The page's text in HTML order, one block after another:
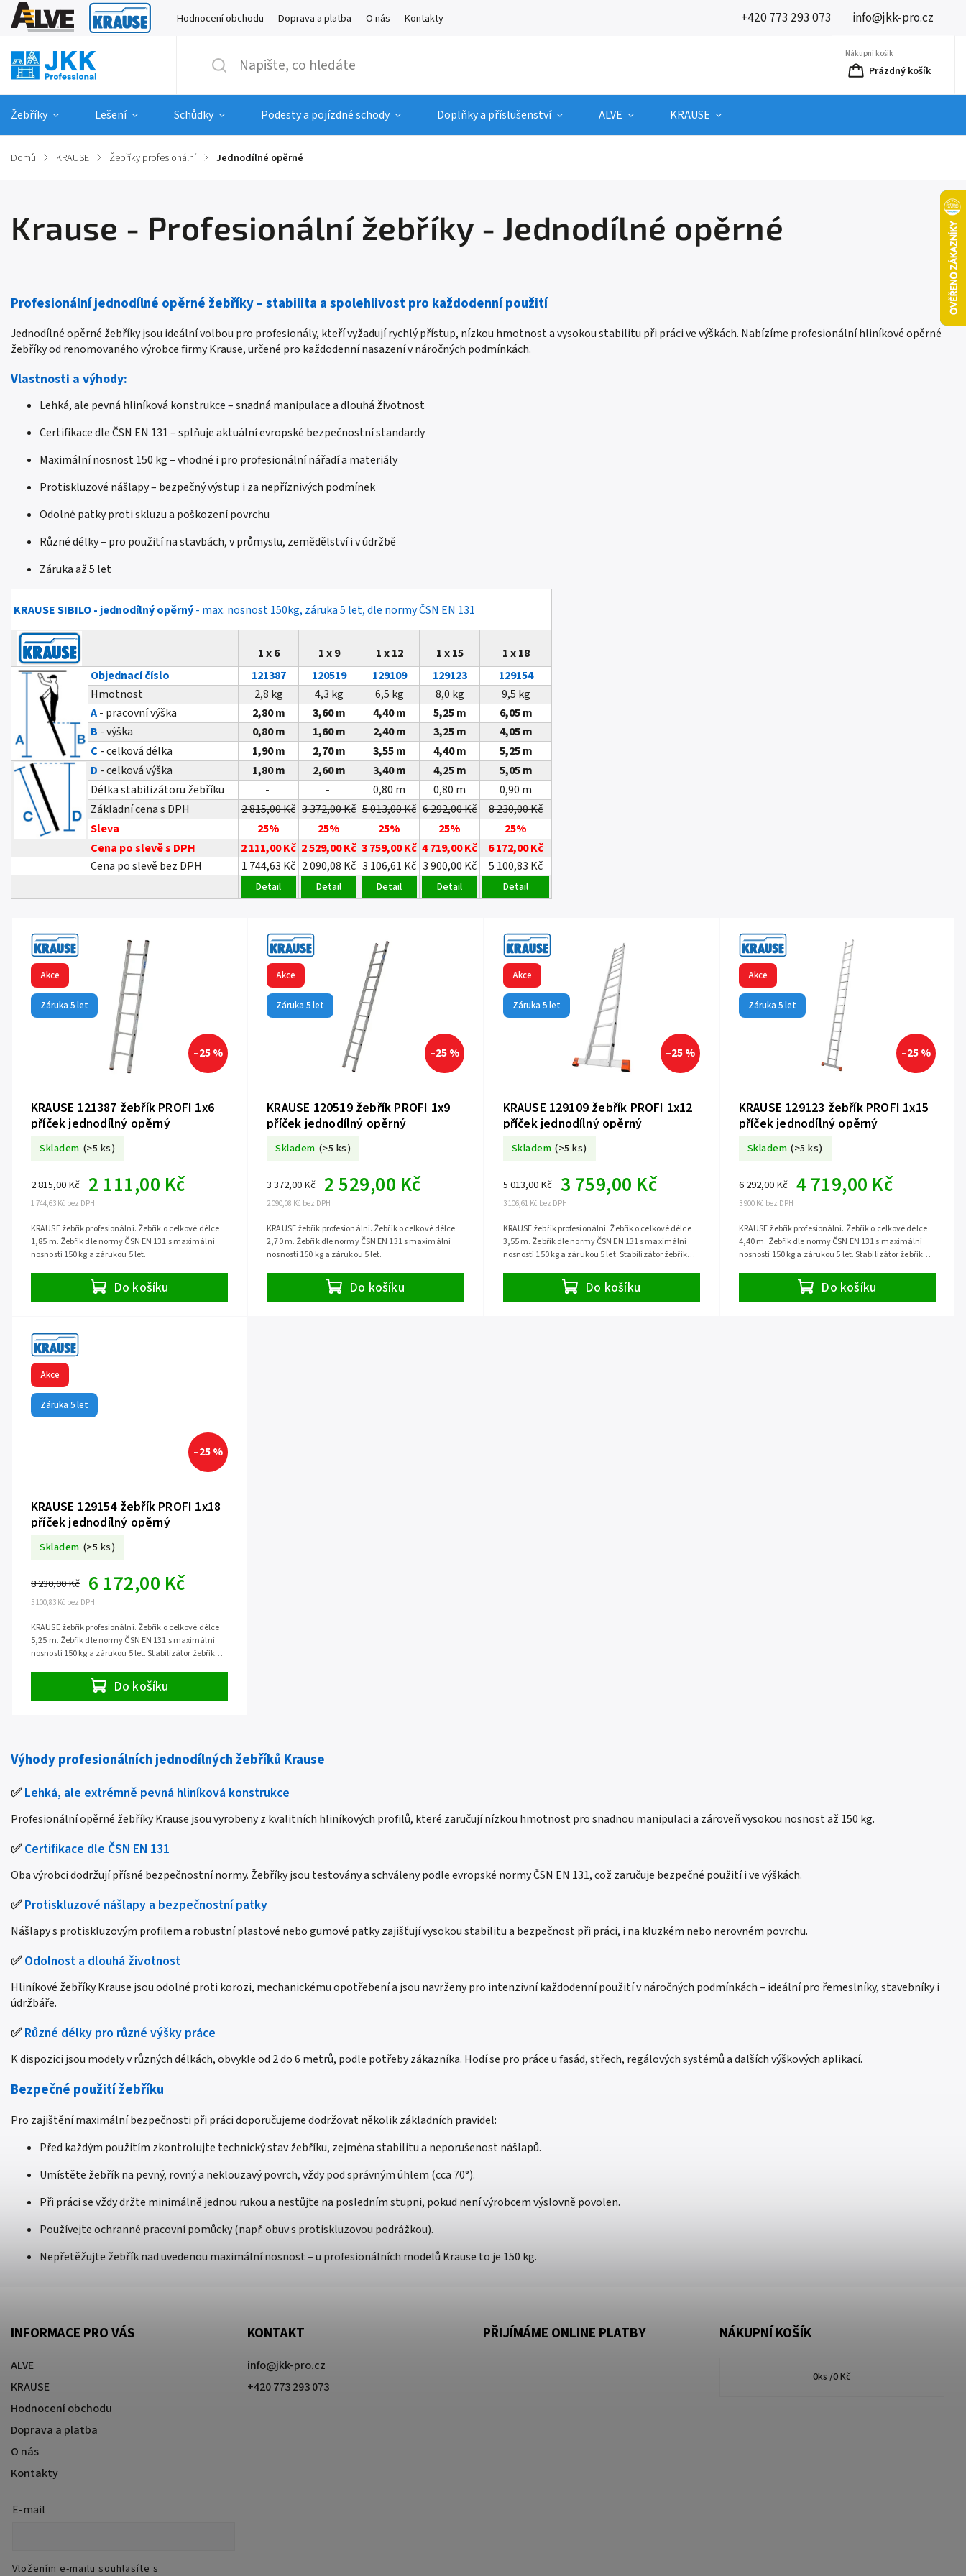
+420 773 293 073 info@jkk-pro.cz
Hodnocení obchodu Doprava a platba O nás Kontakty
Nákupní košík
Prázdný košík
Žebříky Lešení Schůdky Podesty a pojízdné schody Doplňky a příslušenství ALVE KRAUSE
Domů / KRAUSE / Žebříky profesionální / Jednodílné opěrné
Krause - Profesionální žebříky - Jednodílné opěrné
Profesionální jednodílné opěrné žebříky – stabilita a spolehlivost pro každodenní použití
Jednodílné opěrné žebříky jsou ideální volbou pro profesionály, kteří vyžadují rychlý přístup, nízkou hmotnost a vysokou stabilitu při práci ve výškách. Nabízíme profesionální hliníkové opěrné
žebříky od renomovaného výrobce firmy Krause, určené pro každodenní nasazení v náročných podmínkách.
Vlastnosti a výhody:
Lehká, ale pevná hliníková konstrukce – snadná manipulace a dlouhá životnost
Certifikace dle ČSN EN 131 – splňuje aktuální evropské bezpečnostní standardy
Maximální nosnost 150 kg – vhodné i pro profesionální nářadí a materiály
Protiskluzové nášlapy – bezpečný výstup i za nepříznivých podmínek
Odolné patky proti skluzu a poškození povrchu
Různé délky – pro použití na stavbách, v průmyslu, zemědělství i v údržbě
Záruka až 5 let
KRAUSE SIBILO - jednodílný opěrný- max. nosnost 150kg, záruka 5 let, dle normy ČSN EN 131
1 x 6 1 x 9 1 x 12 1 x 15
1 x 18
Objednací číslo
121387 120519 129109 129123
129154
Hmotnost
2,8 kg 4,3 kg 6,5 kg 8,0 kg
9,5 kg
A- pracovní výška 2,80 m 3,60 m 4,40 m 5,25 m
6,05 m
B - výška 0,80 m 1,60 m 2,40 m 3,25 m
4,05 m
C - celková délka 1,90 m 2,70 m 3,55 m 4,40 m
5,25 m
D - celková výška 1,80 m 2,60 m 3,40 m 4,25 m
5,05 m
Délka stabilizátoru žebříku
- - 0,80 m 0,80 m
0,90 m
Základní cena s DPH
2 815,00 Kč 3 372,00 Kč 5 013,00 Kč 6 292,00 Kč
8 230,00 Kč
Sleva
25% 25% 25% 25%
25%
Cena po slevě s DPH
2 111,00 Kč 2 529,00 Kč 3 759,00 Kč 4 719,00 Kč
6 172,00 Kč
Cena po slevě bez DPH
1 744,63 Kč 2 090,08 Kč 3 106,61 Kč 3 900,00 Kč 5 100,83 Kč
Detail Detail Detail Detail Detail
Akce
Záruka 5 let
–25 %
KRAUSE 121387 žebřík PROFI 1x6
příček jednodílný opěrný
Skladem (>5 ks)
1 744,63 Kč bez DPH
2 815,00 Kč 2 111,00 Kč
Do košíku
KRAUSE žebřík profesionální. Žebřík o celkové délce
1,85 m. Žebřík dle normy ČSN EN 131 s maximální
nosností 150 kg a zárukou 5 let.
Akce
Záruka 5 let
–25 %
KRAUSE 120519 žebřík PROFI 1x9
příček jednodílný opěrný
Skladem (>5 ks)
2 090,08 Kč bez DPH
3 372,00 Kč 2 529,00 Kč
Do košíku
KRAUSE žebřík profesionální. Žebřík o celkové délce
2,70 m. Žebřík dle normy ČSN EN 131 s maximální
nosností 150 kg a zárukou 5 let.
Akce
Záruka 5 let
–25 %
KRAUSE 129109 žebřík PROFI 1x12
příček jednodílný opěrný
Skladem (>5 ks)
3 106,61 Kč bez DPH
5 013,00 Kč 3 759,00 Kč
Do košíku
KRAUSE žebřík profesionální. Žebřík o celkové délce
3,55 m. Žebřík dle normy ČSN EN 131 s maximální
nosností 150 kg a zárukou 5 let. Stabilizátor žebříku
Akce
Záruka 5 let
–25 %
KRAUSE 129123 žebřík PROFI 1x15
příček jednodílný opěrný
Skladem (>5 ks)
3 900 Kč bez DPH
6 292,00 Kč 4 719,00 Kč
Do košíku
KRAUSE žebřík profesionální. Žebřík o celkové délce
4,40 m. Žebřík dle normy ČSN EN 131 s maximální
nosností 150 kg a zárukou 5 let. Stabilizátor žebříku
Akce
Záruka 5 let
–25 %
KRAUSE 129154 žebřík PROFI 1x18
příček jednodílný opěrný
Skladem (>5 ks)
5 100,83 Kč bez DPH
8 230,00 Kč 6 172,00 Kč
Do košíku
KRAUSE žebřík profesionální. Žebřík o celkové délce
5,25 m. Žebřík dle normy ČSN EN 131 s maximální
nosností 150 kg a zárukou 5 let. Stabilizátor žebříku
Výhody profesionálních jednodílných žebříků Krause
✅Lehká, ale extrémně pevná hliníková konstrukce
Profesionální opěrné žebříky Krause jsou vyrobeny z kvalitních hliníkových profilů, které zaručují nízkou hmotnost pro snadnou manipulaci a zároveň vysokou nosnost až 150 kg.
✅Certifikace dle ČSN EN 131
Oba výrobci dodržují přísné bezpečnostní normy. Žebříky jsou testovány a schváleny podle evropské normy ČSN EN 131, což zaručuje bezpečné použití i ve výškách.
✅Protiskluzové nášlapy a bezpečnostní patky
Nášlapy s protiskluzovým profilem a robustní plastové nebo gumové patky zajišťují vysokou stabilitu a bezpečnost při práci, i na kluzkém nebo nerovném povrchu.
✅Odolnost a dlouhá životnost
Hliníkové žebříky Krause jsou odolné proti korozi, mechanickému opotřebení a jsou navrženy pro intenzivní každodenní použití v náročných podmínkách – ideální pro řemeslníky, stavebníky i
údržbáře.
✅Různé délky pro různé výšky práce
K dispozici jsou modely v různých délkách, obvykle od 2 do 6 metrů, podle potřeby zákazníka. Hodí se pro práce u fasád, střech, regálových systémů a dalších výškových aplikací.
Bezpečné použití žebříku
Pro zajištění maximální bezpečnosti při práci doporučujeme dodržovat několik základních pravidel:
Před každým použitím zkontrolujte technický stav žebříku, zejména stabilitu a neporušenost nášlapů.
Umístěte žebřík na pevný, rovný a neklouzavý povrch, vždy pod správným úhlem (cca 70°).
Při práci se vždy držte minimálně jednou rukou a nestůjte na posledním stupni, pokud není výrobcem výslovně povolen.
Používejte ochranné pracovní pomůcky (např. obuv s protiskluzovou podrážkou).
Nepřetěžujte žebřík nad uvedenou maximální nosnost – u profesionálních modelů Krause to je 150 kg.
INFORMACE PRO VÁS
ALVE
KRAUSE
Hodnocení obchodu
Doprava a platba
O nás
Kontakty
KONTAKT
info@jkk-pro.cz
+420 773 293 073
PŘIJÍMÁME ONLINE PLATBY NÁKUPNÍ KOŠÍK
0ks /0 Kč
E-mail
Vložením e-mailu souhlasíte s